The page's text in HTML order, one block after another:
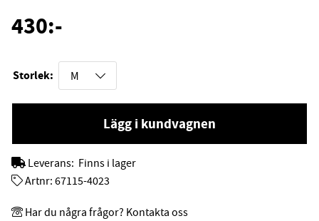
430:-
Storlek:
Lägg i kundvagnen
Leverans: Finns i lager
Artnr: 67115-4023
Har du några frågor? Kontakta oss